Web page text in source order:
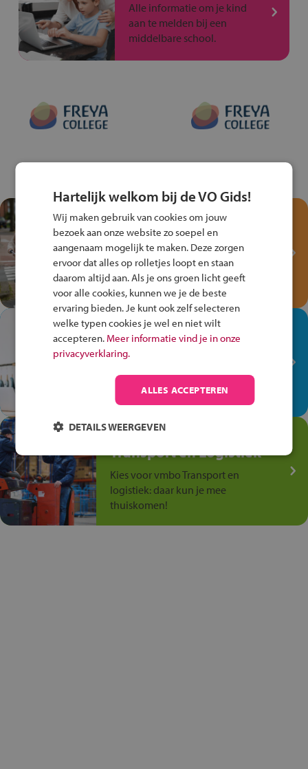
Alle informatie om je kind
aan te melden bij een
middelbare school.
Test je kennis met het
Fiets Veilig
Verkeersspel!
Speel het Fiets Veilig Verkeersspel
en win een Cortina-fiets!
In de winkel ben je op je
plek!
op de winkelvloer, waar elke dag
anders is!
Jouw talent in de
Transport en Logistiek
Kies voor vmbo Transport en
logistiek: daar kun je mee
thuiskomen!
Hartelijk welkom bij de VO Gids!
Wij maken gebruik van cookies om jouw
bezoek aan onze website zo soepel en
aangenaam mogelijk te maken. Deze zorgen
ervoor dat alles op rolletjes loopt en staan
daarom altijd aan. Als je ons groen licht geeft
voor alle cookies, kunnen we je de beste
ervaring bieden. Je kunt ook zelf selecteren
welke typen cookies je wel en niet wilt
accepteren. Meer informatie vind je in onze
privacyverklaring.
ALLES ACCEPTEREN
DETAILS WEERGEVEN